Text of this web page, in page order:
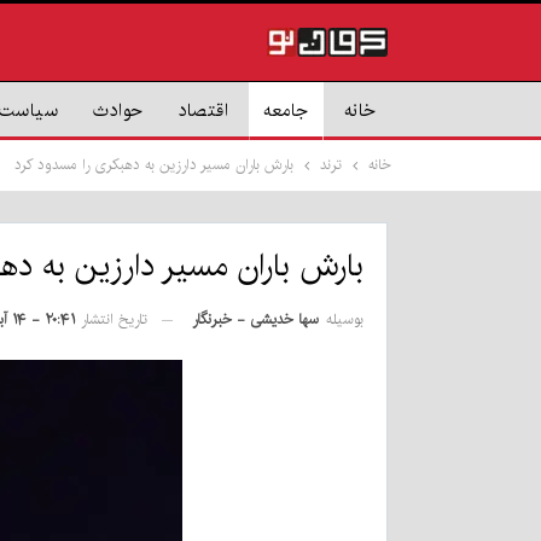
خانه جامعه اقتصاد حوادث
خانه ترند بارش باران مسیر دارزین به دهبکری را مسدود کرد
بارش باران مسیر دارزین به
بوسیله سها خدیشی - خبرنگار تاریخ انتشار ۲۰:۴۱ - ۱۴ آبان ۱۴۰۲